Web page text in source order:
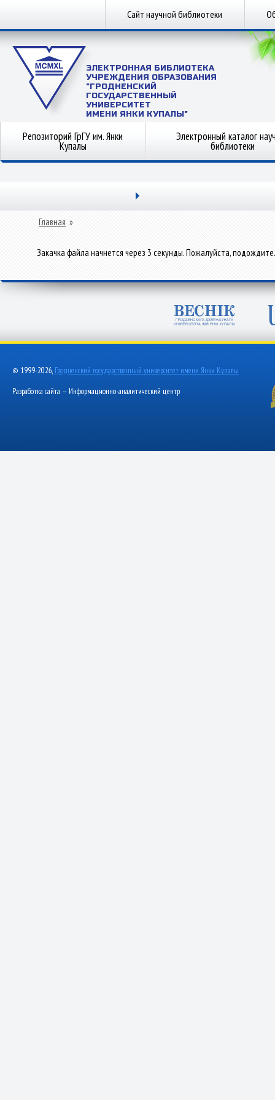
Сайт научной библиотеки
ЭЛЕКТРОННАЯ БИБЛИОТЕКА
УЧРЕЖДЕНИЯ ОБРАЗОВАНИЯ
"ГРОДНЕНСКИЙ
ГОСУДАРСТВЕННЫЙ
УНИВЕРСИТЕТ
ИМЕНИ ЯНКИ КУПАЛЫ"
Репозиторий ГрГУ им. Янки
Купалы
Электронный каталог
библиотеки
Главная »
Закачка файла начнется через 3 секунды. Пожалуйста, подождите.
© 1999-2026, Гродненский государственный университет имени Янки Купалы
Разработка сайта — Информационно-аналитический центр